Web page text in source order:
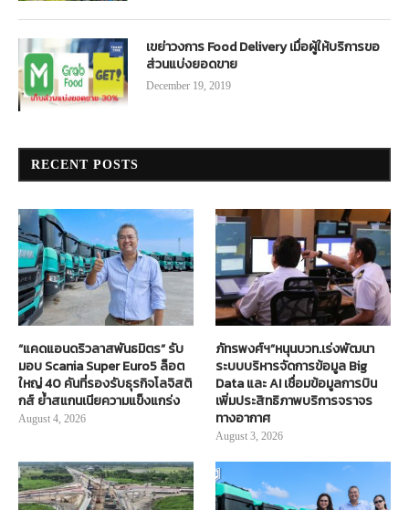
เขย่าวงการ Food Delivery เมื่อผู้ให้บริการขอ
ส่วนแบ่งยอดขาย
December 19, 2019
RECENT POSTS
“แคดแอนดริวลาสพันธมิตร” รับ
มอบ Scania Super Euro5 ล็อต
ใหญ่ 40 คันที่รองรับธุรกิจโลจิสติ
กส์ ย้ำสแกนเนียความแข็งแกร่ง
August 4, 2026
ภัทรพงศ์ฯ”หนุนบวท.เร่งพัฒนา
ระบบบริหารจัดการข้อมูล Big
Data และ AI เชื่อมข้อมูลการบิน
เพิ่มประสิทธิภาพบริการจราจร
ทางอากาศ
August 3, 2026